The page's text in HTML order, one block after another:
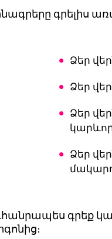
գրելիս
Ձեր
Ձեր
Ձեր
Ձեր
գրեք